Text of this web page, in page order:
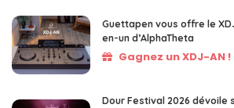
Guettapen vous offre le
en-un d’AlphaTheta
Gagnez un XDJ-AN !
Dour Festival 2026 dévoile